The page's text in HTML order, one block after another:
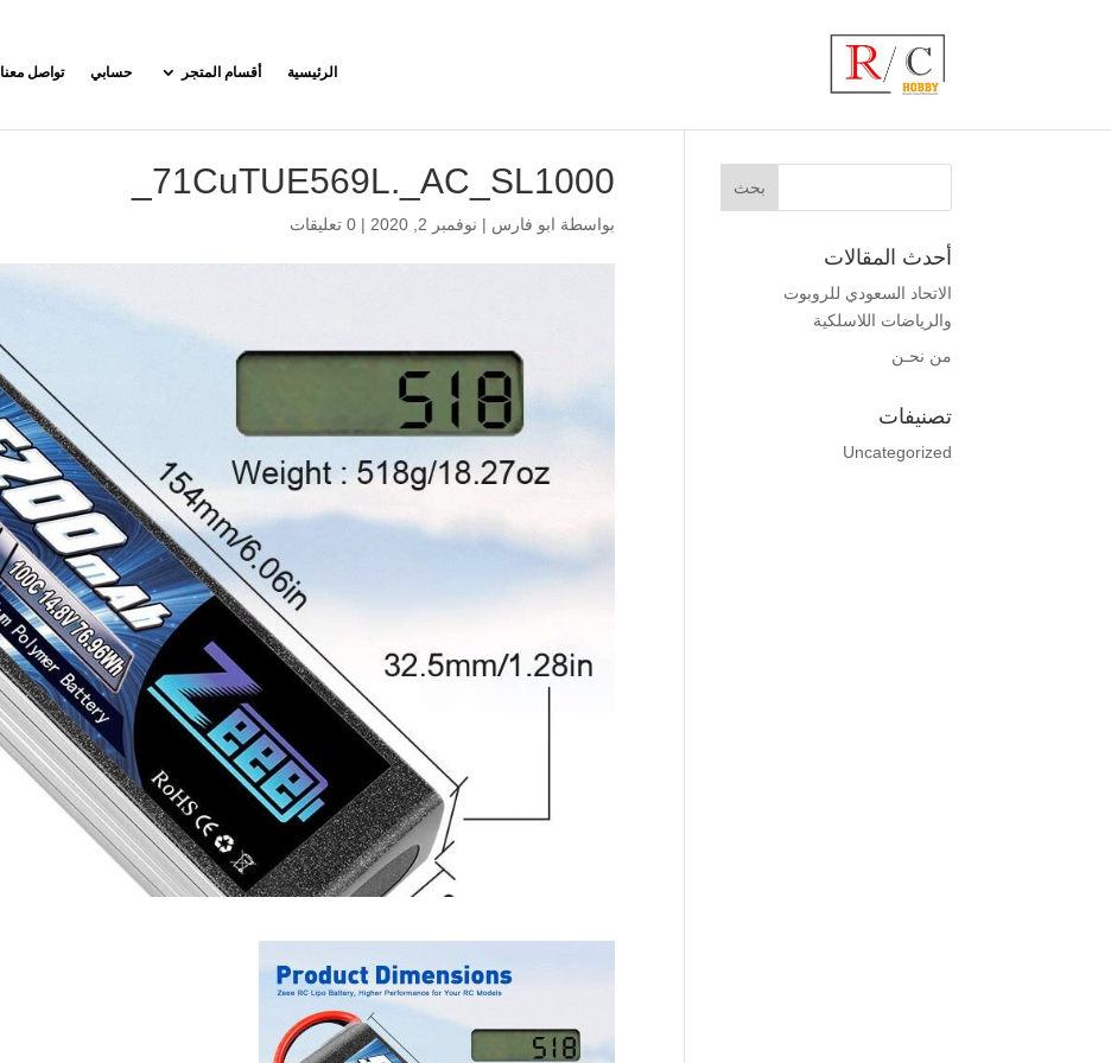
الرئيسية أقسام المتجر حسابي تواصل معنا
71CuTUE569L._AC_SL1000_
بواسطة ابو فارس | نوفمبر 2, 2020 | 0 تعليقات
أحدث المقالات
الاتحاد السعودي للروبوت
والرياضات اللاسلكية
من نحـن
تصنيفات
Uncategorized